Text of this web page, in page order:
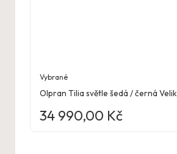
Vybrané
Olpran Tilia světle šedá / černá
34 990,00 Kč